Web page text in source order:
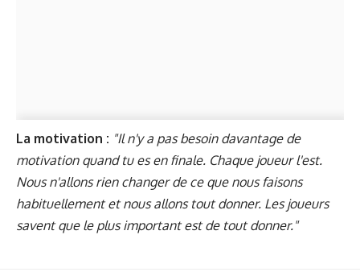
La motivation : "Il n'y a pas besoin davantage de
motivation quand tu es en finale. Chaque joueur l'est.
Nous n'allons rien changer de ce que nous faisons
habituellement et nous allons tout donner. Les joueurs
savent que le plus important est de tout donner."